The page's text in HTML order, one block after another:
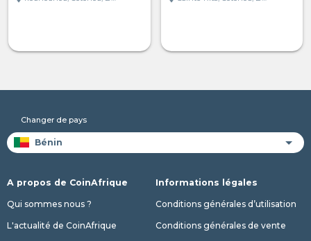
Changer de pays
A propos de CoinAfrique
Qui sommes nous ?
L'actualité de CoinAfrique
Informations légales
Conditions générales d’utilisation
Conditions générales de vente